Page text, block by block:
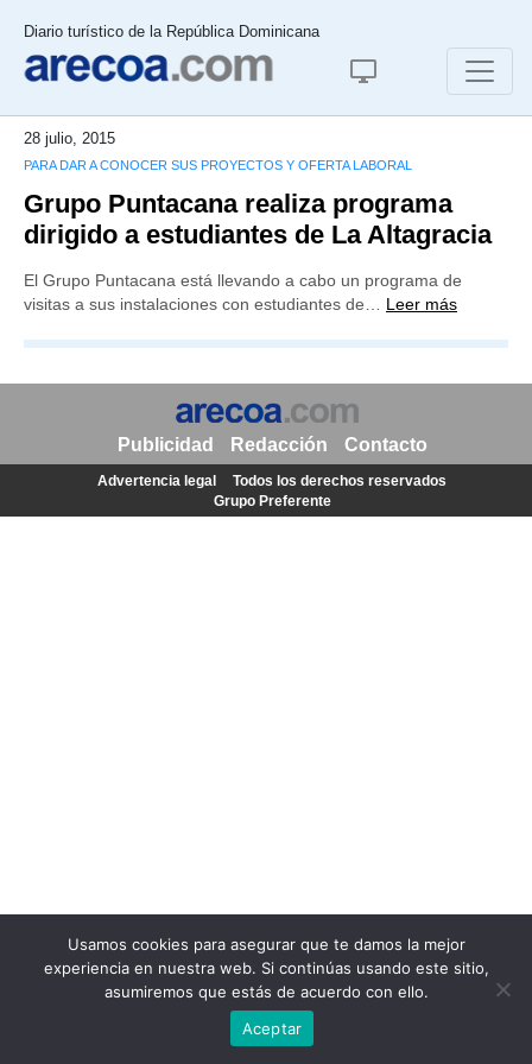
Diario turístico de la República Dominicana
28 julio, 2015
PARA DAR A CONOCER SUS PROYECTOS Y OFERTA LABORAL
Grupo Puntacana realiza programa
dirigido a estudiantes de La Altagracia
El Grupo Puntacana está llevando a cabo un programa de
visitas a sus instalaciones con estudiantes de… Leer más
Usamos cookies para asegurar que te damos la mejor
experiencia en nuestra web. Si continúas usando este sitio,
asumiremos que estás de acuerdo con ello.
Aceptar
Publicidad Redacción Contacto
Advertencia legal
Todos los derechos reservados
Grupo Preferente